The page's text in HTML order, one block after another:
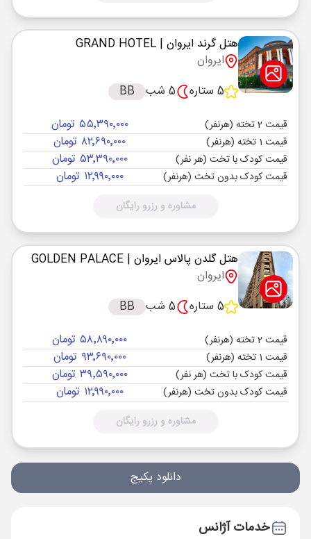
هتل گرند ایروان | GRAND HOTEL
ایروان
5 ستاره
5 شب BB
قیمت 2 تخته (هرنفر) ۵۵٬۳۹۰٬۰۰۰ تومان
قیمت 1 تخته (هرنفر) ۸۲٬۶۹۰٬۰۰۰ تومان
قیمت کودک با تخت (هر نفر) ۵۳٬۳۹۰٬۰۰۰ تومان
قیمت کودک بدون تخت (هرنفر) ۱۲٬۹۹۰٬۰۰۰ تومان
مشاوره و رزرو رایگان
هتل گلدن پالاس ایروان | GOLDEN PALACE
ایروان
5 ستاره
5 شب BB
قیمت 2 تخته (هرنفر) ۵۸٬۸۹۰٬۰۰۰ تومان
قیمت 1 تخته (هرنفر) ۹۳٬۶۹۰٬۰۰۰ تومان
قیمت کودک با تخت (هر نفر) ۳۹٬۵۹۰٬۰۰۰ تومان
قیمت کودک بدون تخت (هرنفر) ۱۲٬۹۹۰٬۰۰۰ تومان
مشاوره و رزرو رایگان
دانلود پکیج
خدمات آژانس